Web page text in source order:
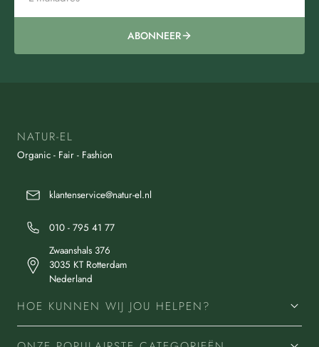
ABONNEER
NATUR-EL
Organic - Fair - Fashion
klantenservice@natur-el.nl
010 - 795 41 77
Zwaanshals 376
3035 KT Rotterdam
Nederland
HOE KUNNEN WIJ JOU HELPEN?